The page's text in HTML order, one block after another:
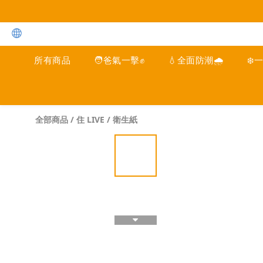
所有商品 🧑爸氣一擊✊ 💧全面防潮🌧️ ❄️
全部商品 / 住 LIVE / 衛生紙